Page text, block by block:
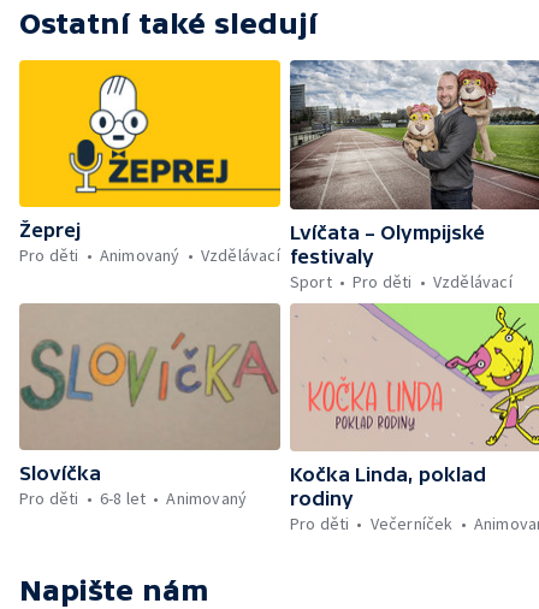
Ostatní také sledují
Žeprej
Pro děti
Animovaný Vzdělávací
Lvíčata – Olympijské
festivaly
Sport
Pro děti Vzdělávací
Slovíčka
Pro děti
6-8 let Animovaný
Kočka Linda, poklad
rodiny
Pro děti
Večerníček
Napište nám